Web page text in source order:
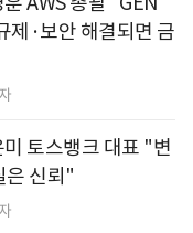
·보안 해결되면 금
토스뱅크 대표 "변
은 신뢰"